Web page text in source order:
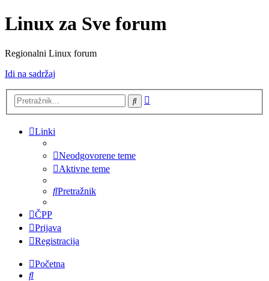
Linux za Sve forum
Regionalni Linux forum
Idi na sadržaj
Pretražnik
Linki
Neodgovorene teme
Aktivne teme
Pretražnik
ČPP
Prijava
Registracija
Početna
Pretražnik